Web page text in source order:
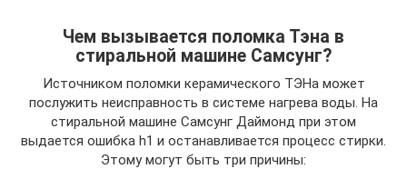
Чем вызывается поломка Тэна в
стиральной машине Самсунг?
Источником поломки керамического ТЭНа может
послужить неисправность в системе нагрева воды. На
стиральной машине Самсунг Даймонд при этом
выдается ошибка h1 и останавливается процесс стирки.
Этому могут быть три причины: